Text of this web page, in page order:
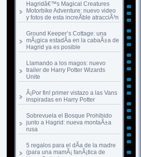
Hagridâ€™s Magical Creatures
Motorbike Adventure: nuevo video
y fotos de esta increÃ­ble atracciÃ³n
Ground Keeper’s Cottage: una
mÃ¡gica estadÃ­a en la cabaÃ±a de
Hagrid ya es posible
Llamando a los magos: nuevo
trailer de Harry Potter Wizards
Unite
Â¡Por fin! primer vistazo a las Vans
inspiradas en Harry Potter
Sobrevuela el Bosque Prohibido
junto a Hagrid: nueva montaÃ±a
rusa
5 regalos para el dÃ­a de la madre
(para una mamÃ¡ fanÃ¡tica de